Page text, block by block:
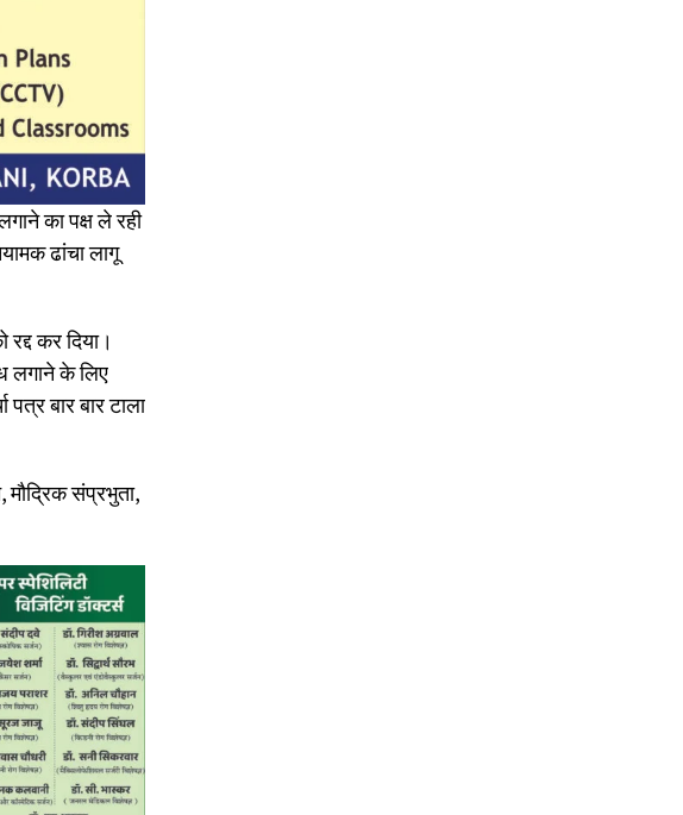
का पक्ष ले रही
ढांचा लागू
कर दिया।
लगाने के लिए
बार बार टाला
मौद्रिक संप्रभुता,